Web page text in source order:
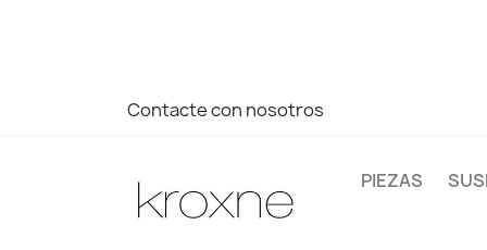
Contacte con nosotros
PIEZAS